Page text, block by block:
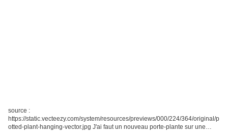
source :
https://static.vecteezy.com/system/resources/previews/000/224/364/original/p
otted-plant-hanging-vector.jpg J'ai faut un nouveau porte-plante sur une